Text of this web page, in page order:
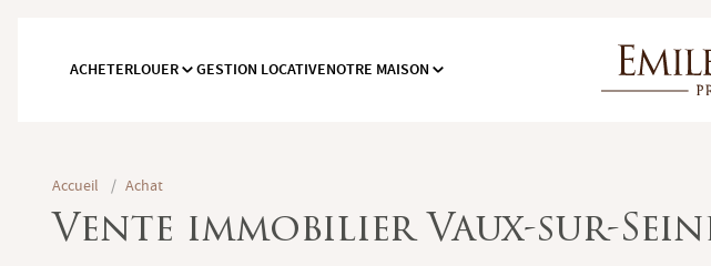
ACHETERLOUER GESTION LOCATIVENOTRE MAISON
Accueil / Achat
Vente immobilier Vaux-sur-